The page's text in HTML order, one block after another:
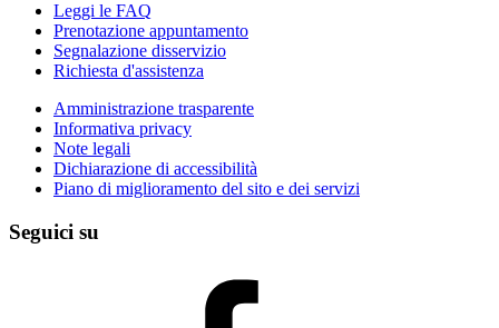
Leggi le FAQ
Prenotazione appuntamento
Segnalazione disservizio
Richiesta d'assistenza
Amministrazione trasparente
Informativa privacy
Note legali
Dichiarazione di accessibilità
Piano di miglioramento del sito e dei servizi
Seguici su